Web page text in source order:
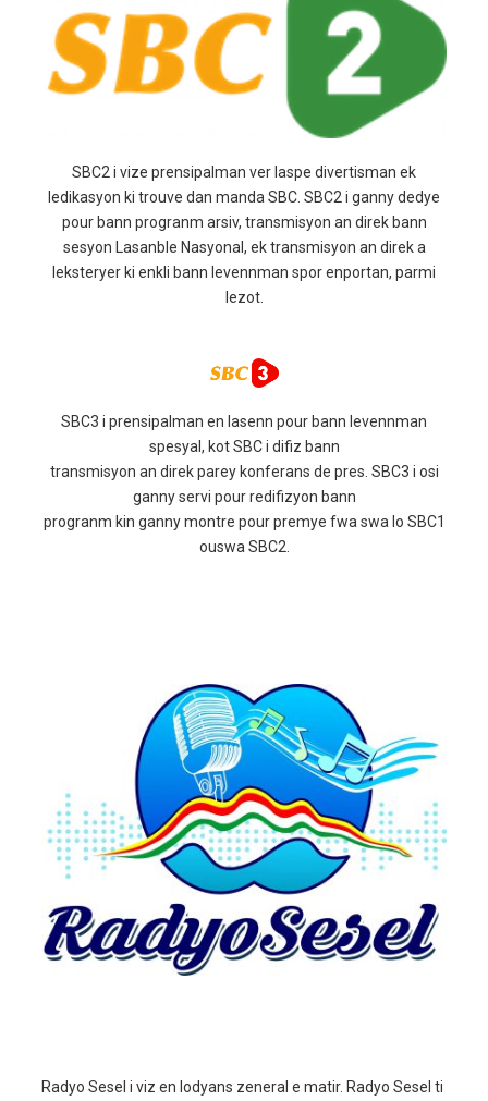
SBC2 i vize prensipalman ver laspe divertisman ek
ledikasyon ki trouve dan manda SBC. SBC2 i ganny dedye
pour bann progranm arsiv, transmisyon an direk bann
sesyon Lasanble Nasyonal, ek transmisyon an direk a
leksteryer ki enkli bann levennman spor enportan, parmi
lezot.
SBC3 i prensipalman en lasenn pour bann levennman
spesyal, kot SBC i difiz bann
transmisyon an direk parey konferans de pres. SBC3 i osi
ganny servi pour redifizyon bann
progranm kin ganny montre pour premye fwa swa lo SBC1
ouswa SBC2.
Radyo Sesel i viz en lodyans zeneral e matir. Radyo Sesel ti